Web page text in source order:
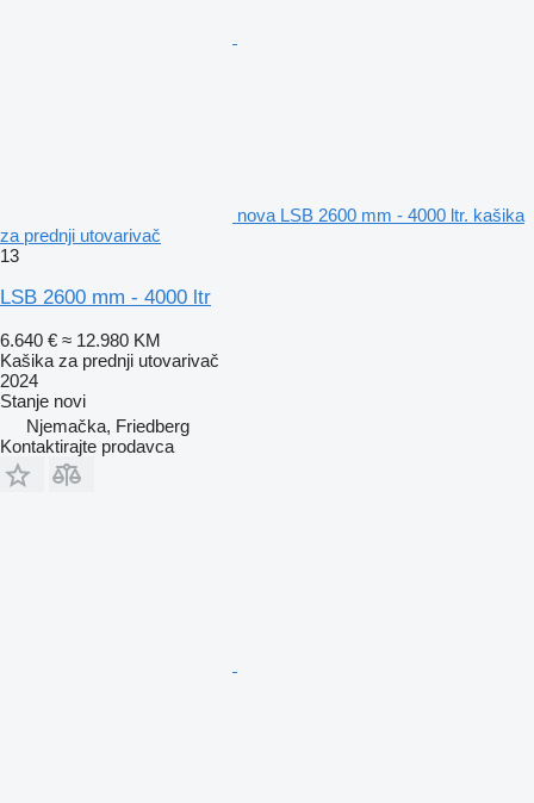
nova LSB 2600 mm - 4000 ltr. kašika
za prednji utovarivač
13
LSB 2600 mm - 4000 ltr
6.640 € ≈ 12.980 KM
Kašika za prednji utovarivač
2024
Stanje novi
Njemačka, Friedberg
Kontaktirajte prodavca